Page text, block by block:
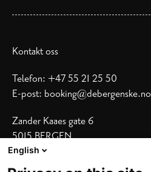
Kontakt oss
Telefon: +47 55 21 25 50
E-post: booking@debergenske.no
Zander Kaaes gate 6
5015 BERGEN
Vis adresse i kart
English